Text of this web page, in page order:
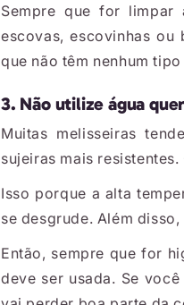
Sempre que for
escovas, escovinhas ou
que não têm nenhum
3. Não utilize água
Muitas melisseiras
sujeiras mais
Isso porque a alta
se desgrude. Além
Então, sempre que for
deve ser usada. Se